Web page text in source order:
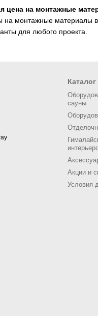
цена на монтажные
на монтажные материалы
для любого проекта.
Каталог
сауны
Акции и
Условия